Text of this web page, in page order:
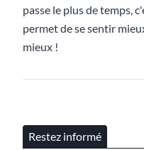
passe le plus de temps,
permet de se sentir
mieux !
Restez informé